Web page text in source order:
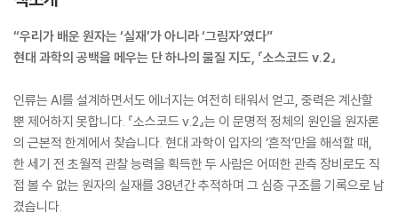
“우리가 배운 원자는 ‘실재’가 아니라 ‘그림자’였다”
현대 과학의 공백을 메우는 단 하나의 물질 지도, 『소스코드 v.2』
인류는 AI를 설계하면서도 에너지는 여전히 태워서 얻고, 중력은 계산할
뿐 제어하지 못합니다. 『소스코드 v.2』는 이 문명적 정체의 원인을 원자론
의 근본적 한계에서 찾습니다. 현대 과학이 입자의 ‘흔적’만을 해석할 때,
한 세기 전 초월적 관찰 능력을 획득한 두 사람은 어떠한 관측 장비로도 직
접 볼 수 없는 원자의 실재를 38년간 추적하며 그 심층 구조를 기록으로 남
겼습니다.